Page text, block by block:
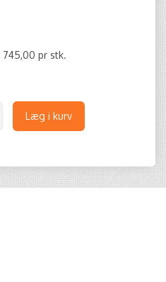
745,00 pr stk.
Læg i kurv